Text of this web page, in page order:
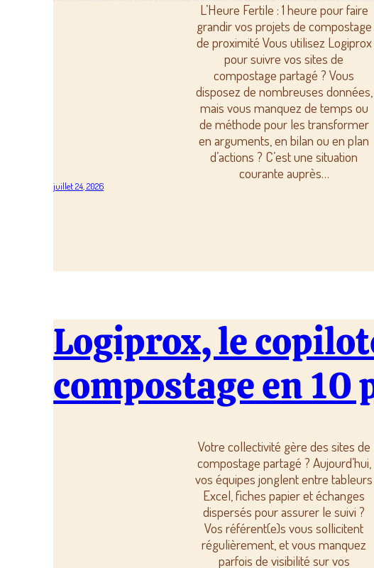
L’Heure Fertile : 1 heure pour faire
grandir vos projets de compostage
de proximité Vous utilisez Logiprox
pour suivre vos sites de
compostage partagé ? Vous
disposez de nombreuses données,
mais vous manquez de temps ou
de méthode pour les transformer
en arguments, en bilan ou en plan
d’actions ? C’est une situation
courante auprès…
juillet 24, 2026
Logiprox, le
compostage en 10
Votre collectivité gère des sites de
compostage partagé ? Aujourd’hui,
vos équipes jonglent entre tableurs
Excel, fiches papier et échanges
dispersés pour assurer le suivi ?
Vos référent(e)s vous sollicitent
régulièrement, et vous manquez
parfois de visibilité sur vos